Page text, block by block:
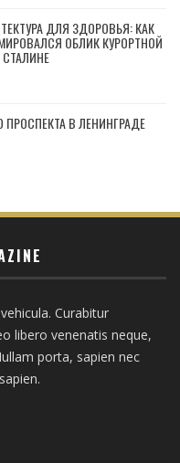
ДЛЯ ЗДОРОВЬЯ: КАК
ОБЛИК КУРОРТНОЙ
В ЛЕНИНГРАДЕ
Curabitur
libero venenatis neque,
porta, sapien nec